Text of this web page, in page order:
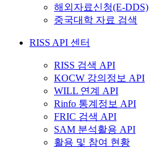
해외자료신청(E-DDS)
중국대학 자료 검색
RISS API 센터
RISS 검색 API
KOCW 강의정보 API
WILL 연계 API
Rinfo 통계정보 API
FRIC 검색 API
SAM 분석활용 API
활용 및 참여 현황